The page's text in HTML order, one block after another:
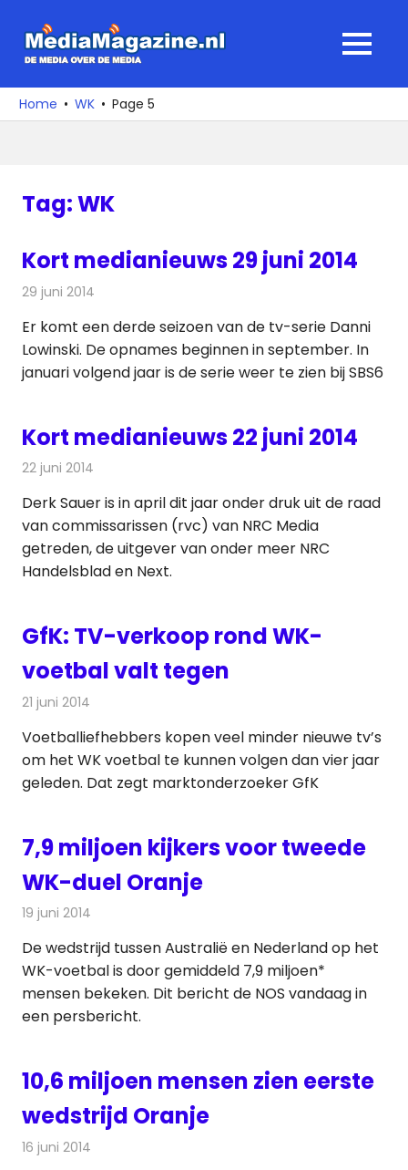
naar
media
over
MENU
Home WK Page 5
Tag:WK
Kort medianieuws 29 juni 2014
29 juni 2014
Er komt een derde seizoen van de tv-serie Danni
Lowinski. De opnames beginnen in september. In
januari volgend jaar is de serie weer te zien bij SBS6
Kort medianieuws 22 juni 2014
22 juni 2014
Derk Sauer is in april dit jaar onder druk uit de raad
van commissarissen (rvc) van NRC Media
getreden, de uitgever van onder meer NRC
Handelsblad en Next.
GfK: TV-verkoop rond WK-
voetbal valt tegen
21 juni 2014
Voetballiefhebbers kopen veel minder nieuwe tv’s
om het WK voetbal te kunnen volgen dan vier jaar
geleden. Dat zegt marktonderzoeker GfK
7,9 miljoen kijkers voor tweede
WK-duel Oranje
19 juni 2014
De wedstrijd tussen Australië en Nederland op het
WK-voetbal is door gemiddeld 7,9 miljoen*
mensen bekeken. Dit bericht de NOS vandaag in
een persbericht.
10,6 miljoen mensen zien eerste
wedstrijd Oranje
16 juni 2014